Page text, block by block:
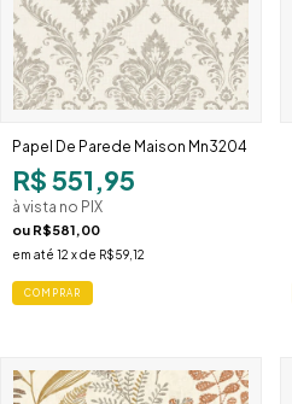
Papel De Parede Maison Mn3204
R$ 551,95
à vista no PIX
ou R$581,00
em até 12 x de R$59,12